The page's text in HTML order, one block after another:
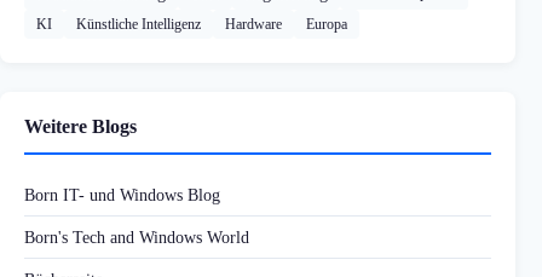
KI
Künstliche Intelligenz Hardware Europa
Weitere Blogs
Born IT- und Windows Blog
Born's Tech and Windows World